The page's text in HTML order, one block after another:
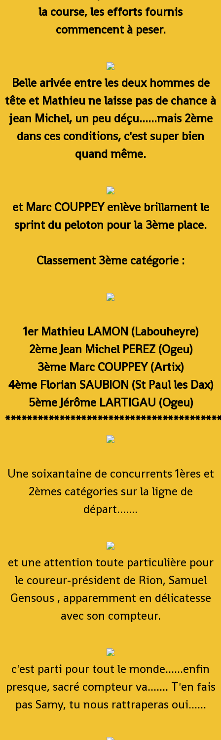
la course, les efforts fournis
commencent à peser.
Belle arivée entre les deux hommes de
tête et Mathieu ne laisse pas de chance à
jean Michel, un peu déçu......mais 2ème
dans ces conditions, c'est super bien
quand même.
et Marc COUPPEY enlève brillament le
sprint du peloton pour la 3ème place.
Classement 3ème catégorie :
1er Mathieu LAMON (Labouheyre)
2ème Jean Michel PEREZ (Ogeu)
3ème Marc COUPPEY (Artix)
4ème Florian SAUBION (St Paul les Dax)
5ème Jérôme LARTIGAU (Ogeu)
Une soixantaine de concurrents 1ères et
2èmes catégories sur la ligne de
départ.......
et une attention toute particulière pour
le coureur-président de Rion, Samuel
Gensous , apparemment en délicatesse
avec son compteur.
c'est parti pour tout le monde......enfin
presque, sacré compteur va....... T'en fais
pas Samy, tu nous rattraperas oui......